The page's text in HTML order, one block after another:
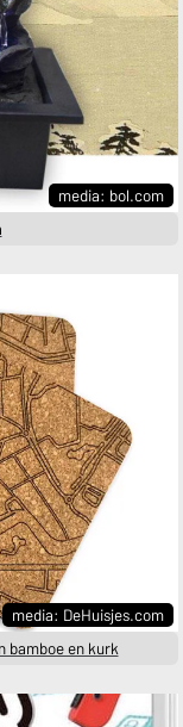
media: bol.com
media: DeHuisjes.com
bamboe en kurk